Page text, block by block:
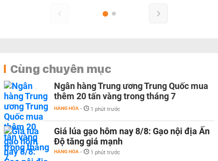
Cùng chuyên mục
Ngân hàng Trung ương Trung Quốc mua
thêm 20 tấn vàng trong tháng 7
HÀNG HÓA - 1 phút trước
Giá lúa gạo hôm nay 8/8: Gạo nội địa Ấn
Độ tăng giá mạnh
HÀNG HÓA - 1 phút trước